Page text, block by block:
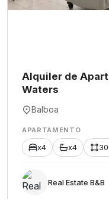
Alquiler de
Waters
Balboa
APARTAMENTO
x4 x4
Rеаl Еstаtе В&В